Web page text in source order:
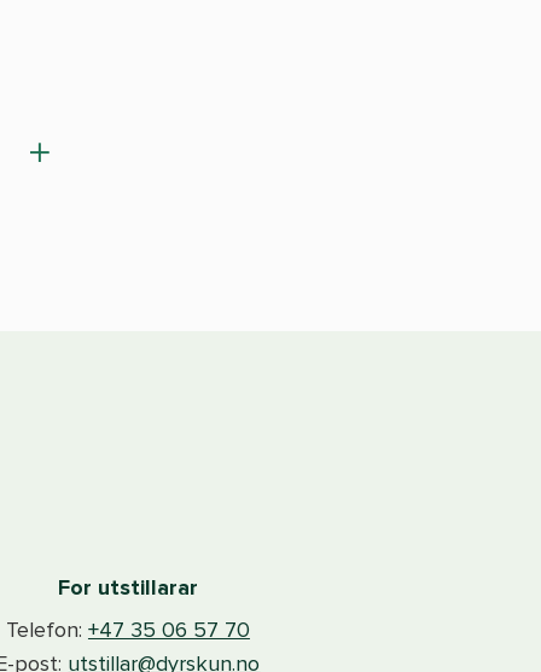
For utstillarar
Telefon: +47 35 06 57 70
post: utstillar@dyrskun.no